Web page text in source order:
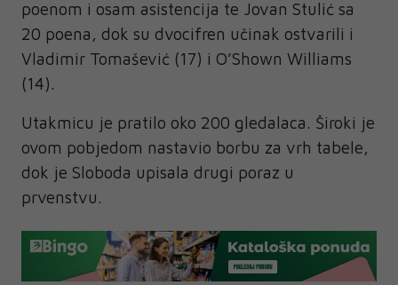
poenom i osam asistencija te Jovan Stulić sa
20 poena, dok su dvocifren učinak ostvarili i
Vladimir Tomašević (17) i O’Shown Williams
(14).
Utakmicu je pratilo oko 200 gledalaca. Široki je
ovom pobjedom nastavio borbu za vrh tabele,
dok je Sloboda upisala drugi poraz u
prvenstvu.